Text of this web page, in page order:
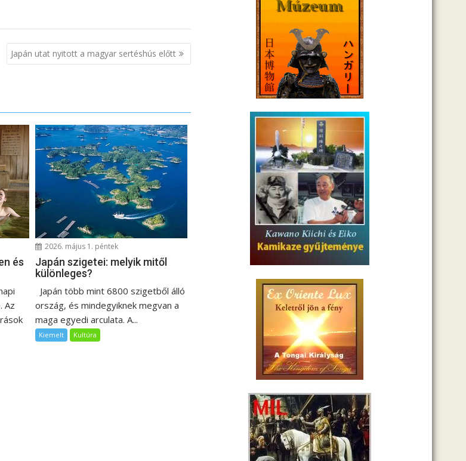
Japán utat nyitott a magyar sertéshús előtt
és
Az
2026. május 1. péntek
Japán szigetei: melyik mitől
különleges?
Japán több mint 6800 szigetből álló
ország, és mindegyiknek megvan a
maga egyedi arculata. A...
Kiemelt Kultúra